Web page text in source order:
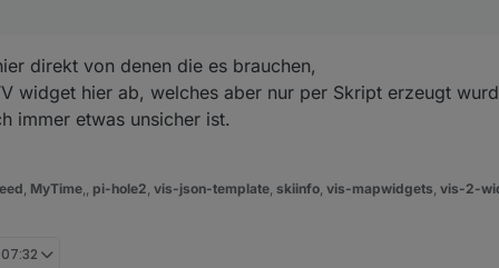
direkt von denen die es brauchen,
widget hier ab, welches aber nur per Skript erzeugt
immer etwas unsicher ist.
, MyTime,, pi-hole2, vis-json-template, skiinfo, vis-mapwidgets, vis-2-